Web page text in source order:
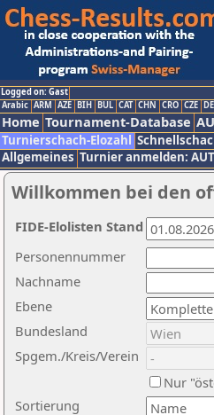
Logged on: Gast
Arabic ARM AZE BIH BUL CAT CHN CRO CZE
Home Tournament-Database
Turnierschach-Elozahl
Allgemeines Turnier anmelden: AUT
Willkommen bei den
Nachname
Ebene
Sortierung
Personennummer
Bundesland
Spgem./Kreis/Verein
Nur
FIDE-Elolisten Stand